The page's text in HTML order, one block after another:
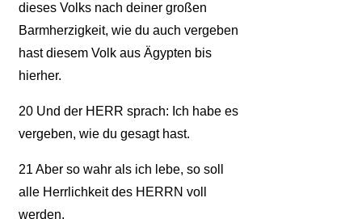
dieses Volks nach deiner großen
Barmherzigkeit, wie du auch vergeben
hast diesem Volk aus Ägypten bis
hierher.
20Und der HERR sprach: Ich habe es
vergeben, wie du gesagt hast.
21 Aber so wahr als ich lebe, so soll
alle Herrlichkeit des HERRN voll
werden.